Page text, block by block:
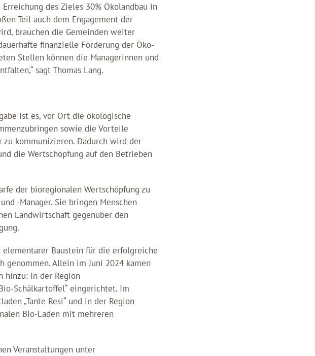
des Zieles 30% Ökolandbau in
Teil auch dem Engagement der
brauchen die Gemeinden weiter
finanzielle Förderung der Öko-
Stellen können die Managerinnen und
sagt Thomas Lang.
ist es, vor Ort die ökologische
sowie die Vorteile
kommunizieren. Dadurch wird der
die Wertschöpfung auf den Betrieben
der bioregionalen Wertschöpfung zu
-Manager. Sie bringen Menschen
Landwirtschaft gegenüber den
Baustein für die erfolgreiche
Allein im Juni 2024 kamen
hinzu: In der Region
Schälkartoffel“ eingerichtet. Im
„Tante Resi“ und in der Region
Bio-Laden mit mehreren
Veranstaltungen unter